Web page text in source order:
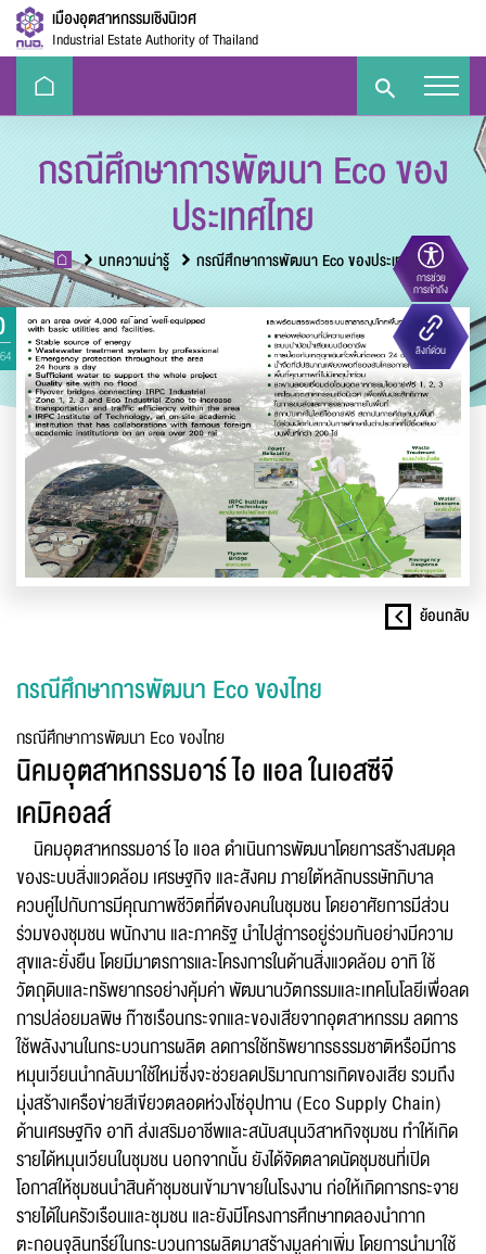
เมืองอุตสาหกรรมเชิงนิเวศ
Industrial Estate Authority of Thailand
ความตัดกันของสี
การช่วย
การเข้าถึง
Eco-
Challenge
e-Library Handbook E-PP ลิงก์ด่วน
กรณีศึกษาการพัฒนา Eco ของ
ประเทศไทย
บทความน่ารู้ กรณีศึกษาการพัฒนา Eco ของประเทศไทย
ย้อนกลับ
กรณีศึกษาการพัฒนา Eco ของไทย
กรณีศึกษาการพัฒนา Eco ของไทย
นิคมอุตสาหกรรมอาร์ ไอ แอล ในเอสซีจี
เคมิคอลส์
นิคมอุตสาหกรรมอาร์ ไอ แอล ดำเนินการพัฒนาโดยการสร้างสมดุล
ของระบบสิ่งแวดล้อม เศรษฐกิจ และสังคม ภายใต้หลักบรรษัทภิบาล
ควบคู่ไปกับการมีคุณภาพชีวิตที่ดีของคนในชุมชน โดยอาศัยการมีส่วน
ร่วมของชุมชน พนักงาน และภาครัฐ นำไปสู่การอยู่ร่วมกันอย่างมีความ
สุขและยั่งยืน โดยมีมาตรการและโครงการในด้านสิ่งแวดล้อม อาทิ ใช้
วัตถุดิบและทรัพยากรอย่างคุ้มค่า พัฒนานวัตกรรมและเทคโนโลยีเพื่อลด
การปล่อยมลพิษ ก๊าซเรือนกระจกและของเสียจากอุตสาหกรรม ลดการ
ใช้พลังงานในกระบวนการผลิต ลดการใช้ทรัพยากรธรรมชาติหรือมีการ
หมุนเวียนนำกลับมาใช้ใหม่ซึ่งจะช่วยลดปริมาณการเกิดของเสีย รวมถึง
มุ่งสร้างเครือข่ายสีเขียวตลอดห่วงโซ่อุปทาน (Eco Supply Chain)
ด้านเศรษฐกิจ อาทิ ส่งเสริมอาชีพและสนับสนุนวิสาหกิจชุมชน ทำให้เกิด
รายได้หมุนเวียนในชุมชน นอกจากนั้น ยังได้จัดตลาดนัดชุมชนที่เปิด
โอกาสให้ชุมชนนำสินค้าชุมชนเข้ามาขายในโรงงาน ก่อให้เกิดการกระจาย
รายได้ในครัวเรือนและชุมชน และยังมีโครงการศึกษาทดลองนำกาก
ตะกอนจุลินทรีย์ในกระบวนการผลิตมาสร้างมูลค่าเพิ่ม โดยการนำมาใช้